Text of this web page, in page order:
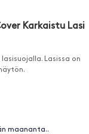
Karkaistu Lasi
Lasissa on
maananta..